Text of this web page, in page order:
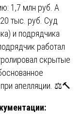
1,7 млн руб. А
тыс. руб. Суд
и подрядчика
работал
скрытые
апелляции. ⚖️🔨